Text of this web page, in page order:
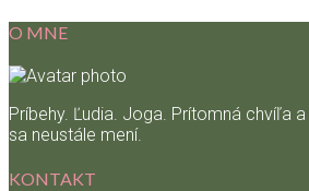
O MNE
Príbehy. Ľudia. Joga. Prítomná chvíľa
sa neustále mení.
KONTAKT